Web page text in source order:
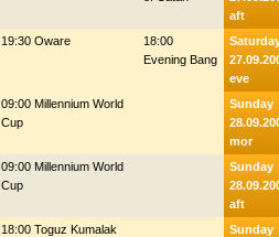
aft
19:30 Oware
18:00
Evening Bang
eve
09:00 Millennium World
Cup
Sunday
mor
09:00 Millennium World
Cup
Sunday
aft
18:00 Toguz Kumalak
Sunday